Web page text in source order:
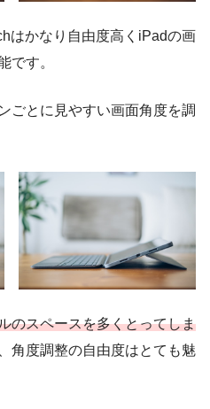
はかなり自由度高くiPadの画
です。
ごとに見やすい画面角度を調
のスペースを多くとってしま
角度調整の自由度はとても魅